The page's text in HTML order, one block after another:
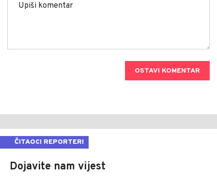
OSTAVI KOMENTAR
ČITAOCI REPORTERI
Dojavite nam vijest